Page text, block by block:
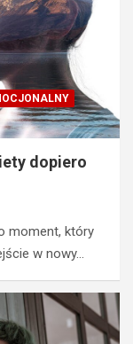
dopiero
moment, który
w nowy…